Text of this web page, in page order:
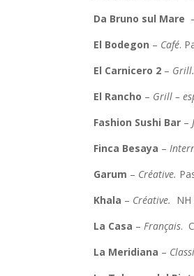
Da Bruno sul Mare
El Bodegon – Café.
El Carnicero 2 – Grill.
El Rancho – Grill –
Fashion Sushi Bar –
Finca Besaya –
Garum – Créative.
Khala – Créative.
La Casa – Français.
La Meridiana –